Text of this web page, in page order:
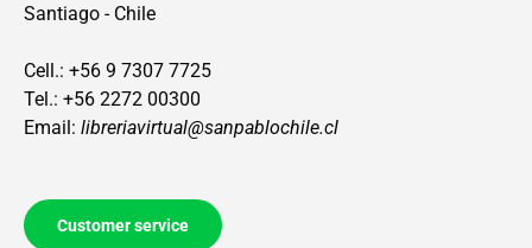
Santiago - Chile
Cell.: +56 9 7307 7725
Tel.: +56 2272 00300
Email: libreriavirtual@sanpablochile.cl
Customer service